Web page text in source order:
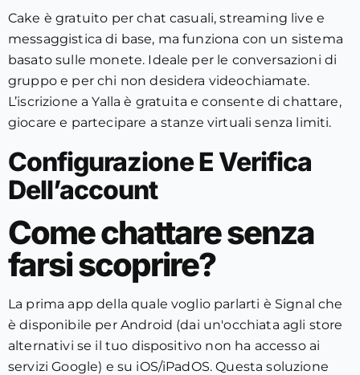
Cake è gratuito per chat casuali, streaming live e
messaggistica di base, ma funziona con un sistema
basato sulle monete. Ideale per le conversazioni di
gruppo e per chi non desidera videochiamate.
L’iscrizione a Yalla è gratuita e consente di chattare,
giocare e partecipare a stanze virtuali senza limiti.
Configurazione E Verifica
Dell’account
Come chattare senza
farsi scoprire?
La prima app della quale voglio parlarti è Signal che
è disponibile per Android (dai un'occhiata agli store
alternativi se il tuo dispositivo non ha accesso ai
servizi Google) e su iOS/iPadOS. Questa soluzione